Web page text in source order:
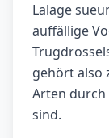
Lalage
auffällige
gehört also
Arten durch
sind.